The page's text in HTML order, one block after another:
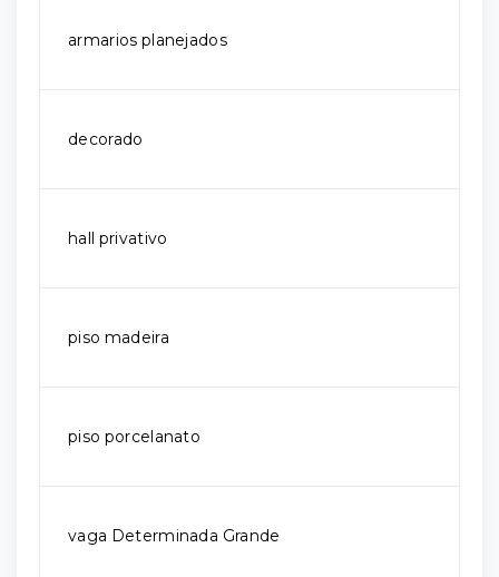
armarios planejados
decorado
hall privativo
piso madeira
piso porcelanato
vaga Determinada Grande